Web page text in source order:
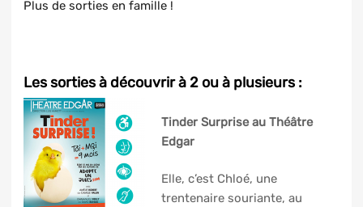
Plus de sorties en famille !
Les sorties à découvrir à 2 ou à plusieurs :
Tinder Surprise au Théâtre
Edgar
Elle, c’est Chloé, une
trentenaire souriante, au